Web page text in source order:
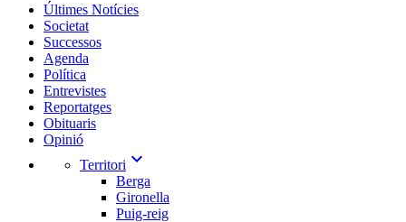
Últimes Notícies
Societat
Successos
Agenda
Política
Entrevistes
Reportatges
Obituaris
Opinió
Territori expand_more
Berga
Gironella
Puig-reig